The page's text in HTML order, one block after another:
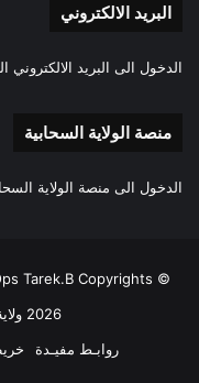
البريد الالكتروني
الدخول الى البريد الالكتروني
منصة الولاية السحابية
الدخول الى منصة الولاية
Tarek.B Copyrights ©
2026 ولاية المسيلة | Wilaya M'sila
روابـط مفيـدة